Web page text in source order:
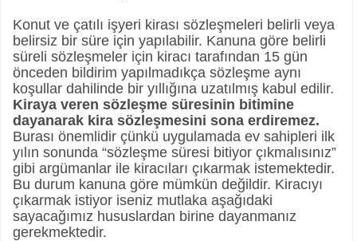
Konut ve çatılı işyeri kirası sözleşmeleri belirli veya
belirsiz bir süre için yapılabilir. Kanuna göre belirli
süreli sözleşmeler için kiracı tarafından 15 gün
önceden bildirim yapılmadıkça sözleşme aynı
koşullar dahilinde bir yıllığına uzatılmış kabul edilir.
Kiraya veren sözleşme süresinin bitimine
dayanarak kira sözleşmesini sona erdiremez.
Burası önemlidir çünkü uygulamada ev sahipleri ilk
yılın sonunda “sözleşme süresi bitiyor çıkmalısınız”
gibi argümanlar ile kiracıları çıkarmak istemektedir.
Bu durum kanuna göre mümkün değildir. Kiracıyı
çıkarmak istiyor iseniz mutlaka aşağıdaki
sayacağımız hususlardan birine dayanmanız
gerekmektedir.